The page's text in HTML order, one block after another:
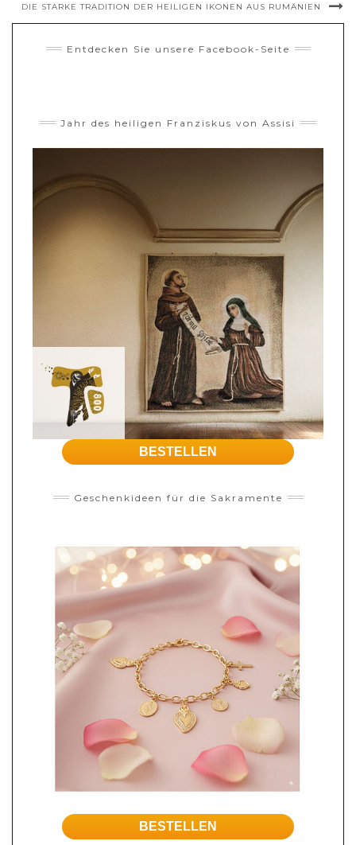
DIE STARKE TRADITION DER HEILIGEN IKONEN AUS RUMÄNIEN
Entdecken Sie unsere Facebook-Seite
Jahr des heiligen Franziskus von Assisi
BESTELLEN
Geschenkideen für die Sakramente
BESTELLEN